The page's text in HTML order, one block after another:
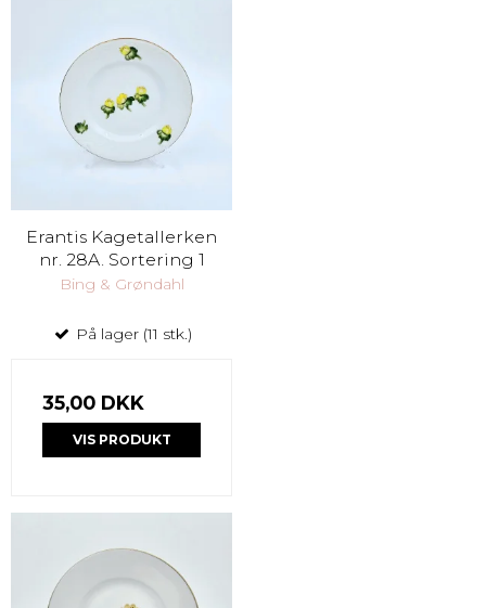
Erantis Kagetallerken
nr. 28A. Sortering 1
Bing & Grøndahl
På lager (11 stk.)
35,00 DKK
VIS PRODUKT